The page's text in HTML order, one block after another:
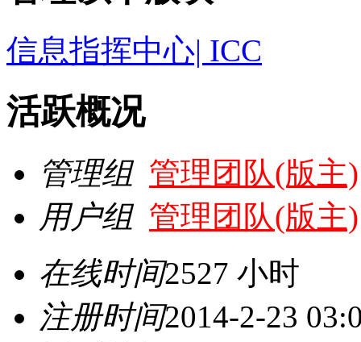
信息指挥中心| ICC
活跃概况
管理组 管理团队(版主)
用户组 管理团队(版主)
在线时间2527 小时
注册时间2014-2-23